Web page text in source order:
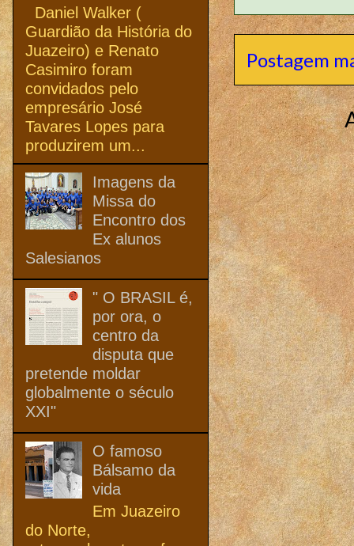
Postagem
Daniel Walker (
Guardião da História do
Juazeiro) e Renato
Casimiro foram
convidados pelo
empresário José
Tavares Lopes para
produzirem um...
Imagens da
Missa do
Encontro dos
Ex alunos
Salesianos
" O BRASIL é,
por ora, o
centro da
disputa que
pretende moldar
globalmente o século
XXI"
O famoso
Bálsamo da
vida
Em Juazeiro
do Norte,